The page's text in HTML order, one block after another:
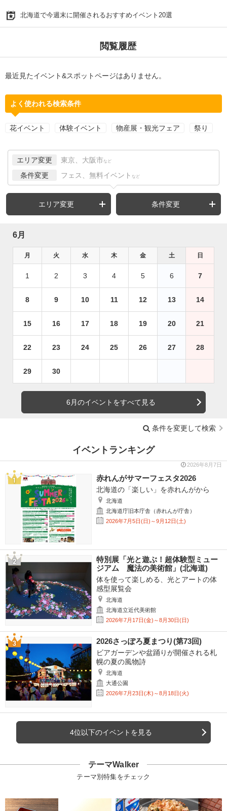
北海道で今週末に開催されるおすすめイベント20選
閲覧履歴
最近見たイベント&スポットページはありません。
よく使われる検索条件
花イベント 体験イベント 物産展・観光フェア 祭り
エリア変更 東京、大阪市 など
条件変更 フェス、無料イベント など
エリア変更 条件変更
6月
月 火 水 木 金 土 日
1 2 3 4 5 6 7
8 9 10 11 12 13 14
15 16 17 18 19 20 21
22 23 24 25 26 27 28
29 30
6月のイベントをすべて見る
条件を変更して検索
イベントランキング
2026年8月7日
赤れんがサマーフェスタ2026
北海道の「楽しい」を赤れんがから
北海道
北海道庁旧本庁舎（赤れんが庁舎）
2026年7月5日(日)～9月12日(土)
特別展「光と遊ぶ！超体験型ミュー
ジアム 魔法の美術館」(北海道)
体を使って楽しめる、光とアートの体
感型展覧会
北海道
北海道立近代美術館
2026年7月17日(金)～8月30日(日)
2026さっぽろ夏まつり(第73回)
ビアガーデンや盆踊りが開催される札
幌の夏の風物詩
北海道
大通公園
2026年7月23日(木)～8月18日(火)
4位以下のイベントを見る
テーマWalker
テーマ別特集をチェック